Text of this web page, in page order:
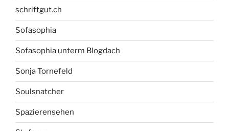
schriftgut.ch
Sofasophia
Sofasophia unterm Blogdach
Sonja Tornefeld
Soulsnatcher
Spazierensehen